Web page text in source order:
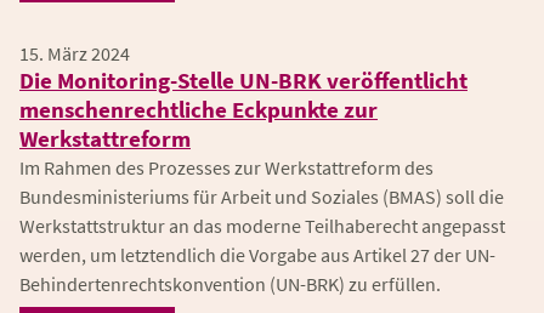
15. März 2024
Die Monitoring-Stelle UN-BRK veröffentlicht
menschenrechtliche Eckpunkte zur
Werkstattreform
Im Rahmen des Prozesses zur Werkstattreform des
Bundesministeriums für Arbeit und Soziales (BMAS) soll die
Werkstattstruktur an das moderne Teilhaberecht angepasst
werden, um letztendlich die Vorgabe aus Artikel 27 der UN-
Behindertenrechtskonvention (UN-BRK) zu erfüllen.